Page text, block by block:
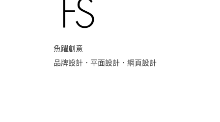
魚躍創意
品牌設計．平面設計．網頁設計